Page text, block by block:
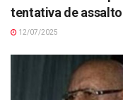
tentativa de
12/07/2025